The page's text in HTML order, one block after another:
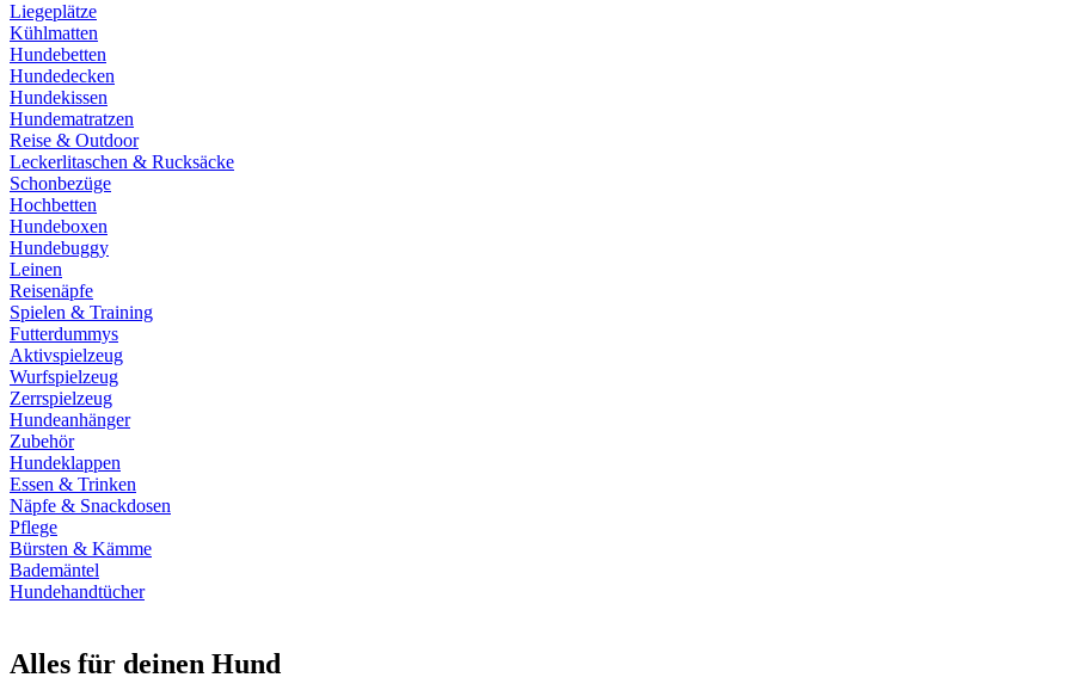
Liegeplätze
Kühlmatten
Hundebetten
Hundedecken
Hundekissen
Hundematratzen
Reise & Outdoor
Leckerlitaschen & Rucksäcke
Schonbezüge
Hochbetten
Hundeboxen
Hundebuggy
Leinen
Reisenäpfe
Spielen & Training
Futterdummys
Aktivspielzeug
Wurfspielzeug
Zerrspielzeug
Hundeanhänger
Zubehör
Hundeklappen
Essen & Trinken
Näpfe & Snackdosen
Pflege
Bürsten & Kämme
Bademäntel
Hundehandtücher
Alles für deinen Hund